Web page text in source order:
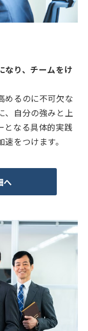
なり、チームをけ
めるのに不可欠な
、自分の強みと上
となる具体的実践
をつけます。
へ